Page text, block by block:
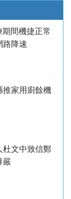
間機捷正常
路降速
家用廚餘機
文中致信鄭
嚴